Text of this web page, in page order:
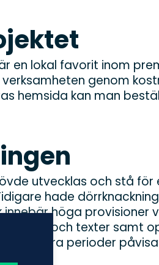
en lokal favorit inom
genom
hemsida kan man
utvecklas och stå för
hade
innebär höga provisioner
och texter samt
flera perioder